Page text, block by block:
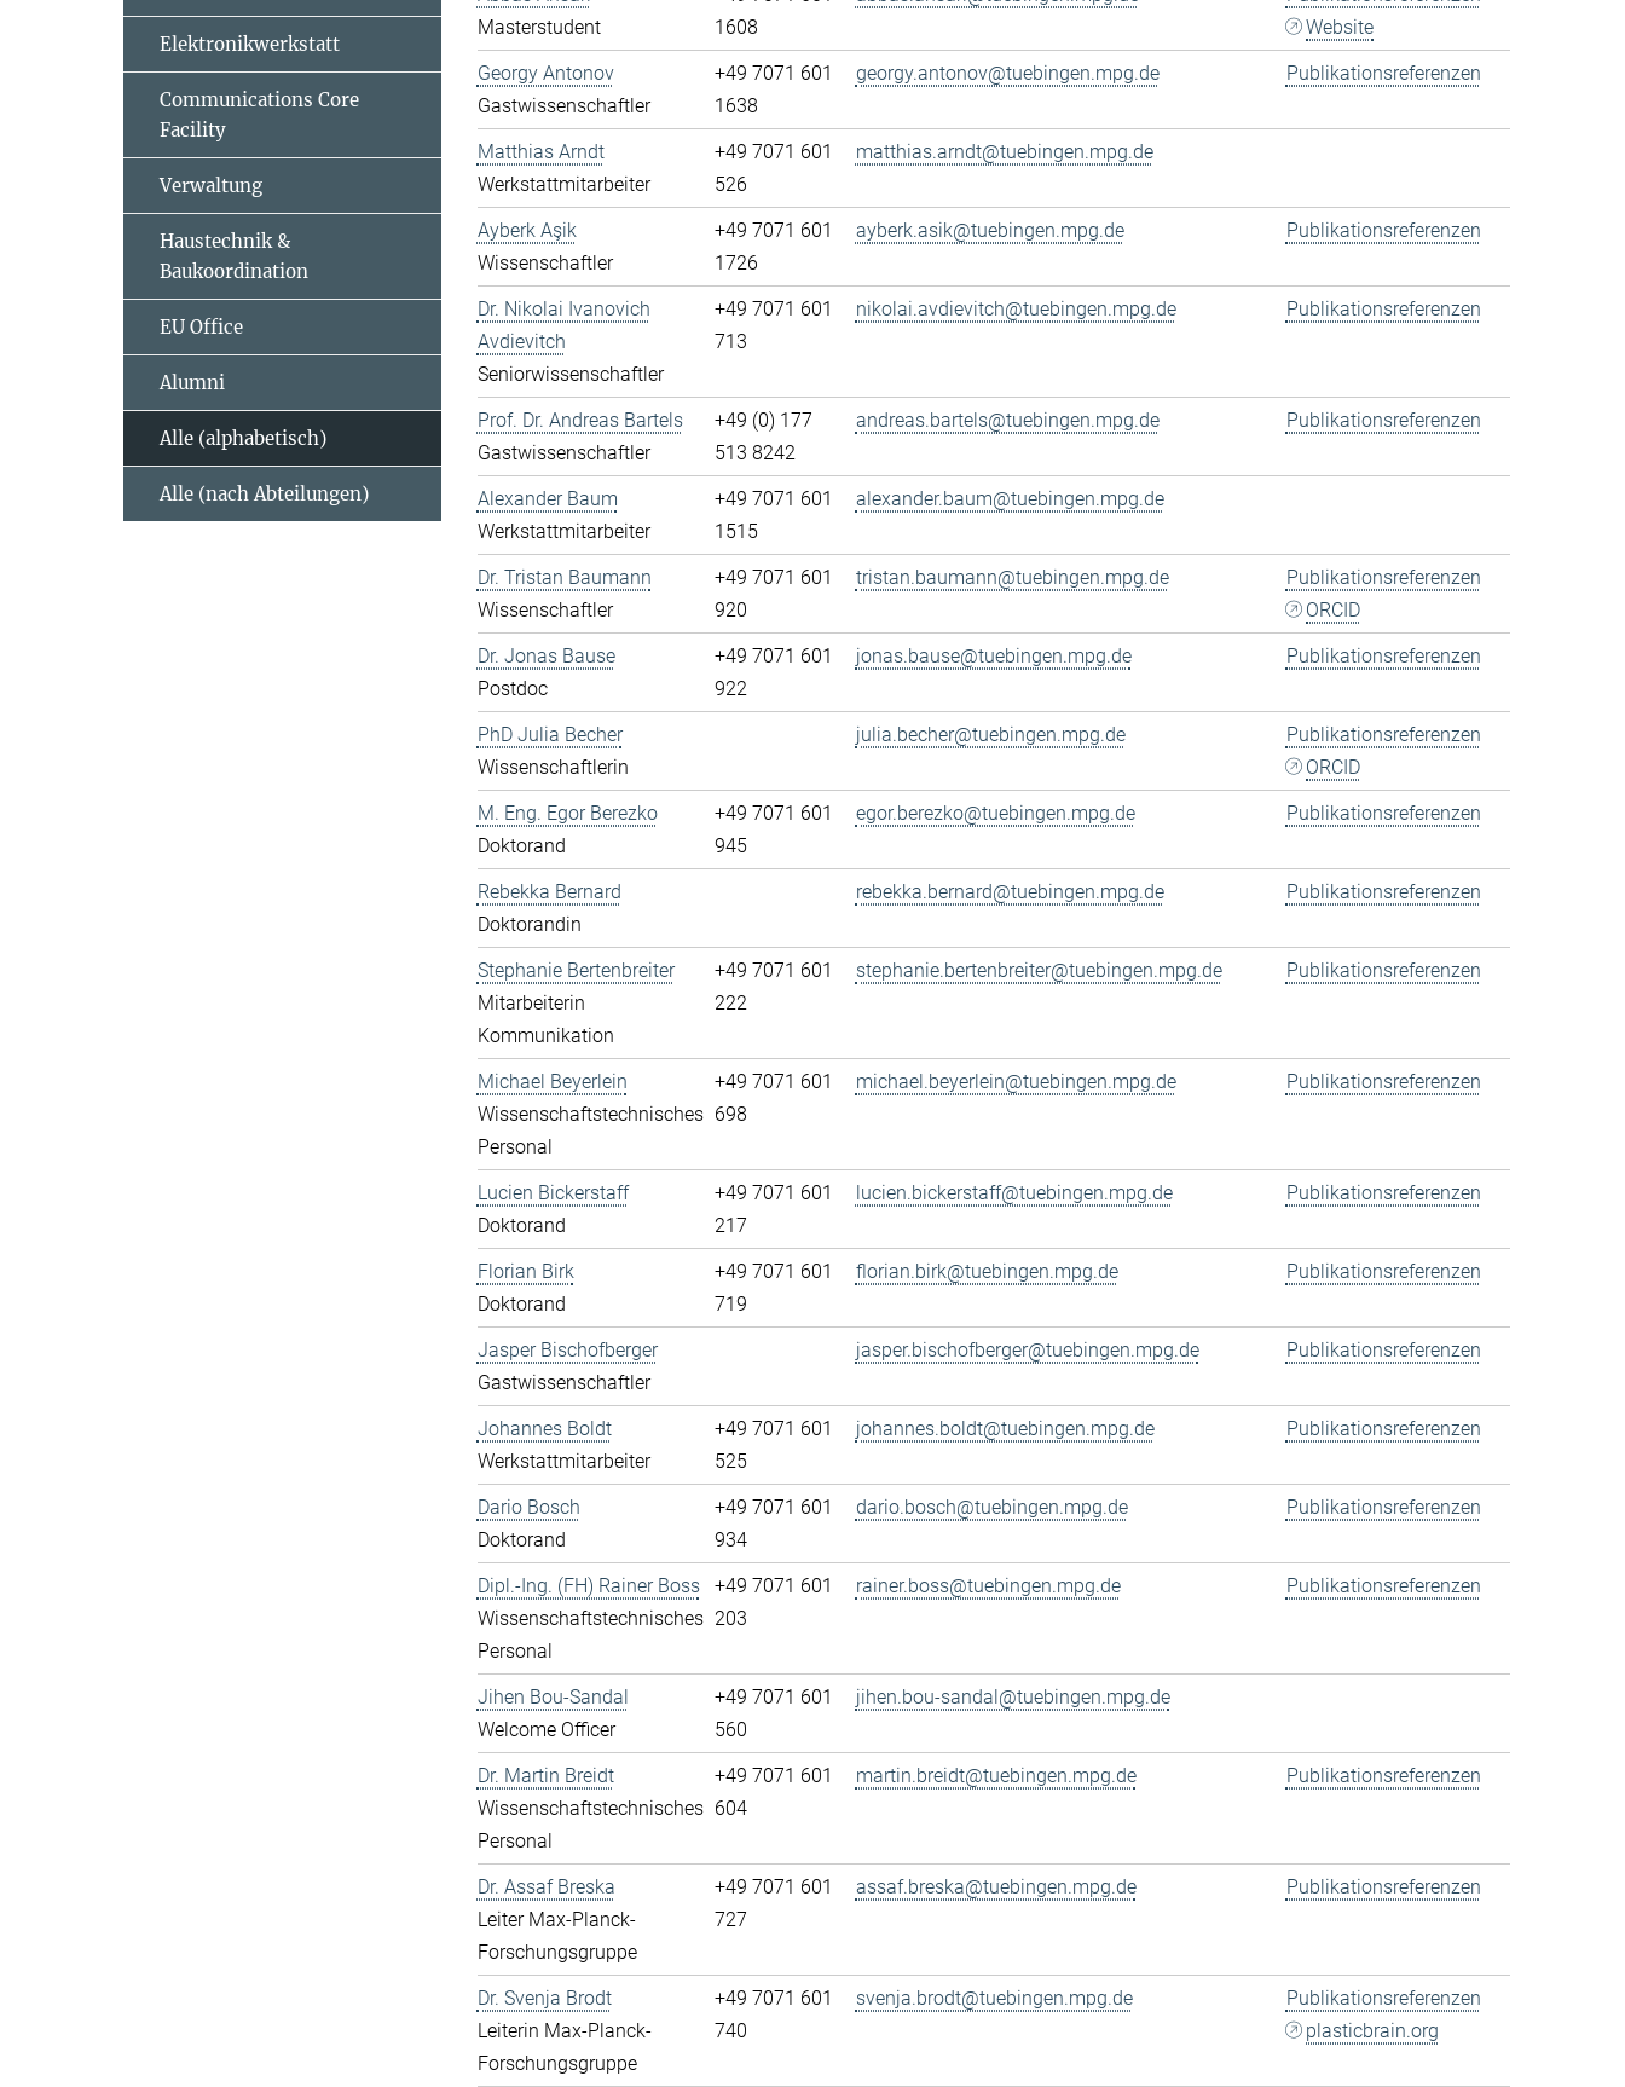
Masterstudent
1608
Website
Georgy Antonov
Gastwissenschaftler
+49 7071 601
1638
georgy.antonov@tuebingen.mpg.de Publikationsreferenzen
Matthias Arndt
Werkstattmitarbeiter
+49 7071 601
526
matthias.arndt@tuebingen.mpg.de
Ayberk Aşik
Wissenschaftler
+49 7071 601
1726
ayberk.asik@tuebingen.mpg.de Publikationsreferenzen
Dr. Nikolai Ivanovich
Avdievitch
Seniorwissenschaftler
+49 7071 601
713
nikolai.avdievitch@tuebingen.mpg.de Publikationsreferenzen
Prof. Dr. Andreas Bartels
Gastwissenschaftler
+49 (0) 177
513 8242
andreas.bartels@tuebingen.mpg.de Publikationsreferenzen
Alexander Baum
Werkstattmitarbeiter
+49 7071 601
1515
alexander.baum@tuebingen.mpg.de
Dr. Tristan Baumann
Wissenschaftler
+49 7071 601
920
tristan.baumann@tuebingen.mpg.de
Publikationsreferenzen
ORCID
Dr. Jonas Bause
Postdoc
+49 7071 601
922
jonas.bause@tuebingen.mpg.de Publikationsreferenzen
PhD Julia Becher
Wissenschaftlerin
julia.becher@tuebingen.mpg.de
Publikationsreferenzen
ORCID
M. Eng. Egor Berezko
Doktorand
+49 7071 601
945
egor.berezko@tuebingen.mpg.de Publikationsreferenzen
Rebekka Bernard
Doktorandin
rebekka.bernard@tuebingen.mpg.de Publikationsreferenzen
Stephanie Bertenbreiter
Mitarbeiterin
Kommunikation
+49 7071 601
222
stephanie.bertenbreiter@tuebingen.mpg.de Publikationsreferenzen
Michael Beyerlein
Wissenschaftstechnisches
Personal
+49 7071 601
698
michael.beyerlein@tuebingen.mpg.de Publikationsreferenzen
Lucien Bickerstaff
Doktorand
+49 7071 601
217
lucien.bickerstaff@tuebingen.mpg.de Publikationsreferenzen
Florian Birk
Doktorand
+49 7071 601
719
florian.birk@tuebingen.mpg.de Publikationsreferenzen
Jasper Bischofberger
Gastwissenschaftler
jasper.bischofberger@tuebingen.mpg.de Publikationsreferenzen
Johannes Boldt
Werkstattmitarbeiter
+49 7071 601
525
johannes.boldt@tuebingen.mpg.de Publikationsreferenzen
Dario Bosch
Doktorand
+49 7071 601
934
dario.bosch@tuebingen.mpg.de Publikationsreferenzen
Dipl.-Ing. (FH) Rainer Boss
Wissenschaftstechnisches
Personal
+49 7071 601
203
rainer.boss@tuebingen.mpg.de Publikationsreferenzen
Jihen Bou-Sandal
Welcome Officer
+49 7071 601
560
jihen.bou-sandal@tuebingen.mpg.de
Dr. Martin Breidt
Wissenschaftstechnisches
Personal
+49 7071 601
604
martin.breidt@tuebingen.mpg.de Publikationsreferenzen
Dr. Assaf Breska
Leiter Max-Planck-
Forschungsgruppe
+49 7071 601
727
assaf.breska@tuebingen.mpg.de Publikationsreferenzen
Dr. Svenja Brodt
Leiterin Max-Planck-
Forschungsgruppe
+49 7071 601
740
svenja.brodt@tuebingen.mpg.de
Publikationsreferenzen
plasticbrain.org
Elektronikwerkstatt
Communications Core
Facility
Verwaltung
Haustechnik &
Baukoordination
EU Office
Alumni
Alle (alphabetisch)
Alle (nach Abteilungen)